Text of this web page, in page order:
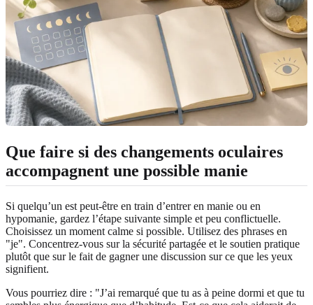
Que faire si des changements oculaires
accompagnent une possible manie
Si quelqu’un est peut-être en train d’entrer en manie ou en
hypomanie, gardez l’étape suivante simple et peu conflictuelle.
Choisissez un moment calme si possible. Utilisez des phrases en
"je". Concentrez-vous sur la sécurité partagée et le soutien pratique
plutôt que sur le fait de gagner une discussion sur ce que les yeux
signifient.
Vous pourriez dire : "J’ai remarqué que tu as à peine dormi et que tu